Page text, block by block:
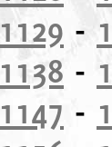
1129 -
1138 -
1147 -